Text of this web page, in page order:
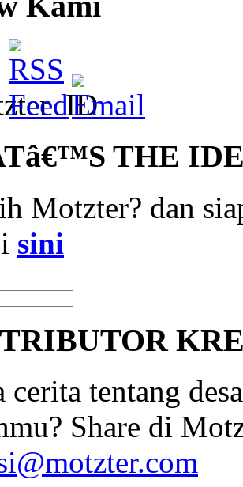
THE
Motzter? dan
sini
cerita tentang
Share di